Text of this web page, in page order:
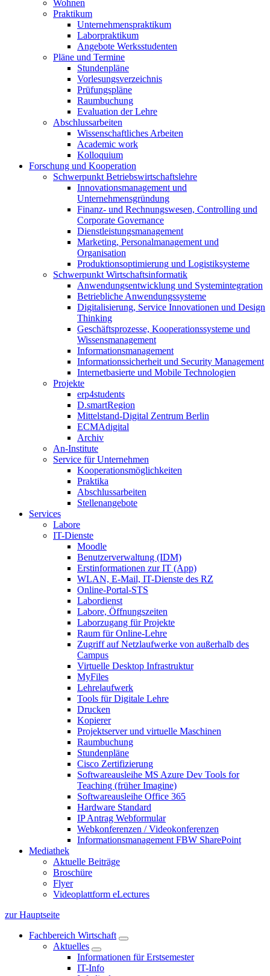
Wohnen
Praktikum
Unternehmenspraktikum
Laborpraktikum
Angebote Werksstudenten
Pläne und Termine
Stundenpläne
Vorlesungsverzeichnis
Prüfungspläne
Raumbuchung
Evaluation der Lehre
Abschlussarbeiten
Wissenschaftliches Arbeiten
Academic work
Kolloquium
Forschung und Kooperation
Schwerpunkt Betriebswirtschaftslehre
Innovationsmanagement und
Unternehmensgründung
Finanz- und Rechnungswesen, Controlling und
Corporate Governance
Dienstleistungsmanagement
Marketing, Personalmanagement und
Organisation
Produktionsoptimierung und Logistiksysteme
Schwerpunkt Wirtschaftsinformatik
Anwendungsentwicklung und Systemintegration
Betriebliche Anwendungssysteme
Digitalisierung, Service Innovationen und Design
Thinking
Geschäftsprozesse, Kooperationssysteme und
Wissensmanagement
Informationsmanagement
Informationssicherheit und Security Management
Internetbasierte und Mobile Technologien
Projekte
erp4students
D.smartRegion
Mittelstand-Digital Zentrum Berlin
ECMAdigital
Archiv
An-Institute
Service für Unternehmen
Kooperationsmöglichkeiten
Praktika
Abschlussarbeiten
Stellenangebote
Services
Labore
IT-Dienste
Moodle
Benutzerverwaltung (IDM)
Erstinformationen zur IT (App)
WLAN, E-Mail, IT-Dienste des RZ
Online-Portal-STS
Labordienst
Labore, Öffnungszeiten
Laborzugang für Projekte
Raum für Online-Lehre
Zugriff auf Netzlaufwerke von außerhalb des
Campus
Virtuelle Desktop Infrastruktur
MyFiles
Lehrelaufwerk
Tools für Digitale Lehre
Drucken
Kopierer
Projektserver und virtuelle Maschinen
Raumbuchung
Stundenpläne
Cisco Zertifizierung
Softwareausleihe MS Azure Dev Tools for
Teaching (früher Imagine)
Softwareausleihe Office 365
Hardware Standard
IP Antrag Webformular
Webkonferenzen / Videokonferenzen
Informationsmanagement FBW SharePoint
Mediathek
Aktuelle Beiträge
Broschüre
Flyer
Videoplattform eLectures
zur Hauptseite
Fachbereich Wirtschaft
Aktuelles
Informationen für Erstsemester
IT-Info